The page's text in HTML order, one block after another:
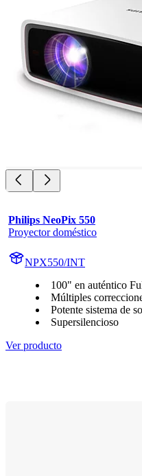
Philips NeoPix 550
Proyector doméstico
NPX550/INT
100" en auténtico
Múltiples
Potente sistema de
Supersilencioso
Ver producto